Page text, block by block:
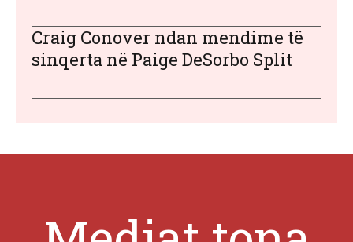
Craig Conover ndan mendime të
sinqerta në Paige DeSorbo Split